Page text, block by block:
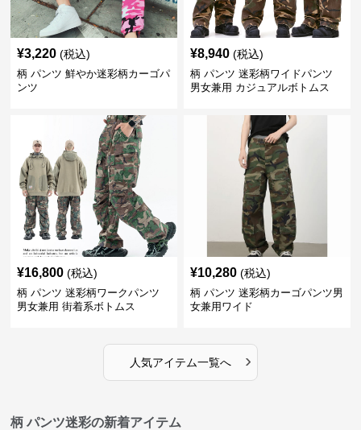
¥3,220 (税込)
柄 パンツ 鮮やか迷彩柄カーゴパ
ンツ
¥8,940 (税込)
柄 パンツ 迷彩柄ワイドパンツ
男女兼用 カジュアルボトムス
¥16,800 (税込)
柄 パンツ 迷彩柄ワークパンツ
男女兼用 街着系ボトムス
¥10,280 (税込)
柄 パンツ 迷彩柄カーゴパンツ男
女兼用ワイド
人気アイテム一覧へ ›
柄 パンツ迷彩の新着アイテム